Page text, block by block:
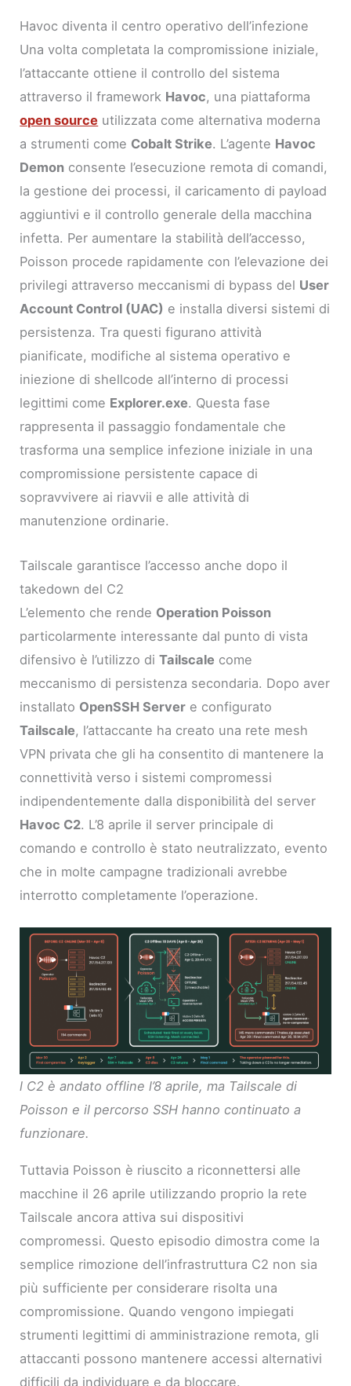
Havoc diventa il centro operativo dell’infezione
Una volta completata la compromissione iniziale,
l’attaccante ottiene il controllo del sistema
attraverso il framework Havoc, una piattaforma
open source utilizzata come alternativa moderna
a strumenti come Cobalt Strike. L’agente Havoc
Demon consente l’esecuzione remota di comandi,
la gestione dei processi, il caricamento di payload
aggiuntivi e il controllo generale della macchina
infetta. Per aumentare la stabilità dell’accesso,
Poisson procede rapidamente con l’elevazione dei
privilegi attraverso meccanismi di bypass del User
Account Control (UAC) e installa diversi sistemi di
persistenza. Tra questi figurano attività
pianificate, modifiche al sistema operativo e
iniezione di shellcode all’interno di processi
legittimi come Explorer.exe. Questa fase
rappresenta il passaggio fondamentale che
trasforma una semplice infezione iniziale in una
compromissione persistente capace di
sopravvivere ai riavvii e alle attività di
manutenzione ordinarie.
Tailscale garantisce l’accesso anche dopo il
takedown del C2
L’elemento che rende Operation Poisson
particolarmente interessante dal punto di vista
difensivo è l’utilizzo diTailscale come
meccanismo di persistenza secondaria. Dopo aver
installato OpenSSH Server e configurato
Tailscale, l’attaccante ha creato una rete mesh
VPN privata che gli ha consentito di mantenere la
connettività verso i sistemi compromessi
indipendentemente dalla disponibilità del server
Havoc C2. L’8 aprile il server principale di
comando e controllo è stato neutralizzato, evento
che in molte campagne tradizionali avrebbe
interrotto completamente l’operazione.
l C2 è andato offline l’8 aprile, ma Tailscale di
Poisson e il percorso SSH hanno continuato a
funzionare.
Tuttavia Poisson è riuscito a riconnettersi alle
macchine il 26 aprile utilizzando proprio la rete
Tailscale ancora attiva sui dispositivi
compromessi. Questo episodio dimostra come la
semplice rimozione dell’infrastruttura C2 non sia
più sufficiente per considerare risolta una
compromissione. Quando vengono impiegati
strumenti legittimi di amministrazione remota, gli
attaccanti possono mantenere accessi alternativi
difficili da individuare e da bloccare.